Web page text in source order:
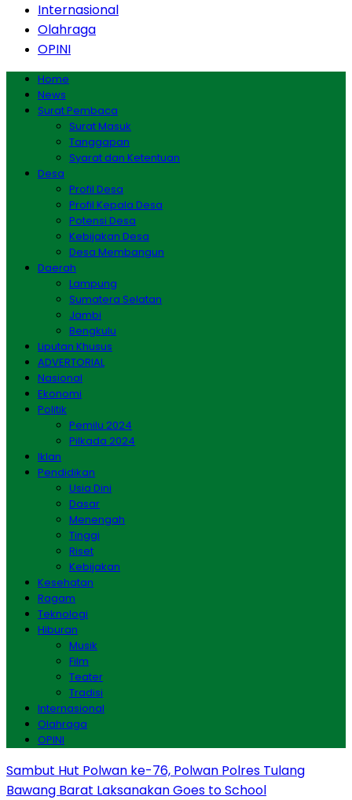
Internasional
Olahraga
OPINI
Home
News
Surat Pembaca
Surat Masuk
Tanggapan
Syarat dan Ketentuan
Desa
Profil Desa
Profil Kepala Desa
Potensi Desa
Kebijakan Desa
Desa Membangun
Daerah
Lampung
Sumatera Selatan
Jambi
Bengkulu
Liputan Khusus
ADVERTORIAL
Nasional
Ekonomi
Politik
Pemilu 2024
Pilkada 2024
Iklan
Pendidikan
Usia Dini
Dasar
Menengah
Tinggi
Riset
Kebijakan
Kesehatan
Ragam
Teknologi
Hiburan
Musik
Film
Teater
Tradisi
Internasional
Olahraga
OPINI
Sambut Hut Polwan ke-76, Polwan Polres Tulang
Bawang Barat Laksanakan Goes to School